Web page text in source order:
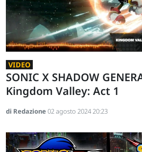
VIDEO
SONIC X SHADOW
Kingdom Valley: Act 1
di Redazione02 agosto 2024 20:23